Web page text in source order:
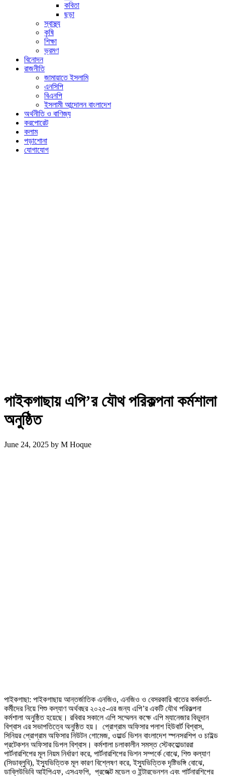
কবিতা
ছড়া
স্বাস্থ্য
কৃষি
শিক্ষা
ভ্রমণ
বিনোদন
রাজনীতি
জামায়াতে ইসলামি
এনসিপি
বিএনপি
ইসলামী আন্দোলন বাংলাদেশ
অর্থনীতি ও বাণিজ্য
করপোরেট
কলাম
পড়াশোনা
যোগাযোগ
পাইকগাছায় এপি’র যৌথ পরিকল্পনা কর্মশালা
অনুষ্ঠিত
June 24, 2025 by M Hoque
পাইকগাছা: পাইকগাছায় আন্তর্জাতিক এনজিও, এনজিও ও বেসরকারি খাতের কর্মকর্তা-
কর্মীদের নিয়ে শিশু কল্যাণ অর্থবছর ২০২৫-এর জন্য এপি’র একটি যৌথ পরিকল্পনা
কর্মশালা অনুষ্ঠিত হয়েছে। রবিবার সকালে এপি সম্মেলন কক্ষে এপি ম্যানেজার বিভুদান
বিশ্বাস এর সভাপতিত্বে অনুষ্ঠিত হয়। প্রোগ্রাম অফিসার পলাশ হিউবার্ট বিশ্বাস,
সিনিয়র প্রোগ্রাম অফিসার নিউটন গোমেজ, ওয়ার্ল্ড ভিশন বাংলাদেশ স্পনসরশিপ ও চাইল্ড
প্রটেকশন অফিসার ডিপল বিশ্বাস। কর্মশালা চলাকালীন সমস্ত স্টেকহোল্ডাররা
পার্টনারশিপের মূল নিয়ম নির্ধারণ করে, পার্টনারশিপের ভিশন সম্পর্কে বোঝে, শিশু কল্যাণ
(সিডাব্লুবি), ইস্যুভিত্তিক মূল কারণ বিশ্লেষণ করে, ইস্যুভিত্তিক দৃষ্টিভঙ্গি বোঝে,
ডাব্লিউভিবি আইপিএফ, এসএফপি, প্রজেক্ট মডেল ও ইন্টারভেনশন এবং পার্টনারশিপের